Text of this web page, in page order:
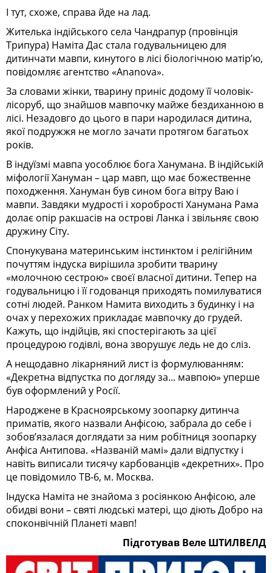
І тут, схоже, справа йде на лад.
Жителька індійського села Чандрапур (провінція
Трипура) Наміта Дас стала годувальницею для
дитинчати мавпи, кинутого в лісі біологічною матір’ю,
повідомляє агентство «Ananova».
За словами жінки, тварину приніс додому її чоловік-
лісоруб, що знайшов мавпочку майже бездиханною в
лісі. Незадовго до цього в пари народилася дитина,
якої подружжя не могло зачати протягом багатьох
років.
В індуїзмі мавпа уособлює бога Ханумана. В індійській
міфології Хануман – цар мавп, що має божественне
походження. Хануман був сином бога вітру Ваю і
мавпи. Завдяки мудрості і хоробрості Ханумана Рама
долає опір ракшасів на острові Ланка і звільняє свою
дружину Сіту.
Спонукувана материнським інстинктом і релігійним
почуттям індуска вирішила зробити тварину
«молочною сестрою» своєї власної дитини. Тепер на
годувальницю і її годованця приходять помилуватися
сотні людей. Ранком Намита виходить з будинку і на
очах у перехожих прикладає мавпочку до грудей.
Кажуть, що індійців, які спостерігають за цієї
процедурою годівлі, вона зворушує ледь не до сліз.
А нещодавно лікарняний лист із формулюванням:
«Декретна відпустка по догляду за... мавпою» уперше
був оформлений у Росії.
Народжене в Красноярському зоопарку дитинча
приматів, якого назвали Анфісою, забрала до себе і
зобов’язалася доглядати за ним робітниця зоопарку
Анфіса Антипова. «Названій мамі» дали відпустку і
навіть виписали тисячу карбованців «декретних». Про
це повідомило ТВ-6, м. Москва.
Індуска Наміта не знайома з росіянкою Анфісою, але
обидві вони – святі людські матері, що діють Добро на
споконвічній Планеті мавп!
Підготував Веле ШТИЛВЕЛД